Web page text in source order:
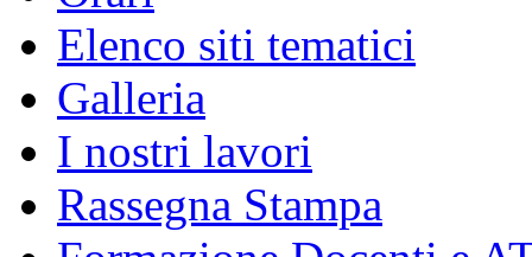
Elenco siti tematici
Galleria
I nostri lavori
Rassegna Stampa